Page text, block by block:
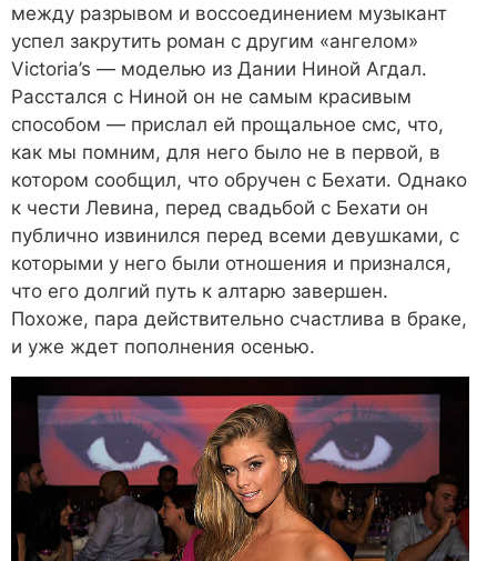
между разрывом и воссоединением музыкант
успел закрутить роман с другим «ангелом»
Victoria’s — моделью из Дании Ниной Агдал.
Расстался с Ниной он не самым красивым
способом — прислал ей прощальное смс, что,
как мы помним, для него было не в первой, в
котором сообщил, что обручен с Бехати. Однако
к чести Левина, перед свадьбой с Бехати он
публично извинился перед всеми девушками, с
которыми у него были отношения и признался,
что его долгий путь к алтарю завершен.
Похоже, пара действительно счастлива в браке,
и уже ждет пополнения осенью.